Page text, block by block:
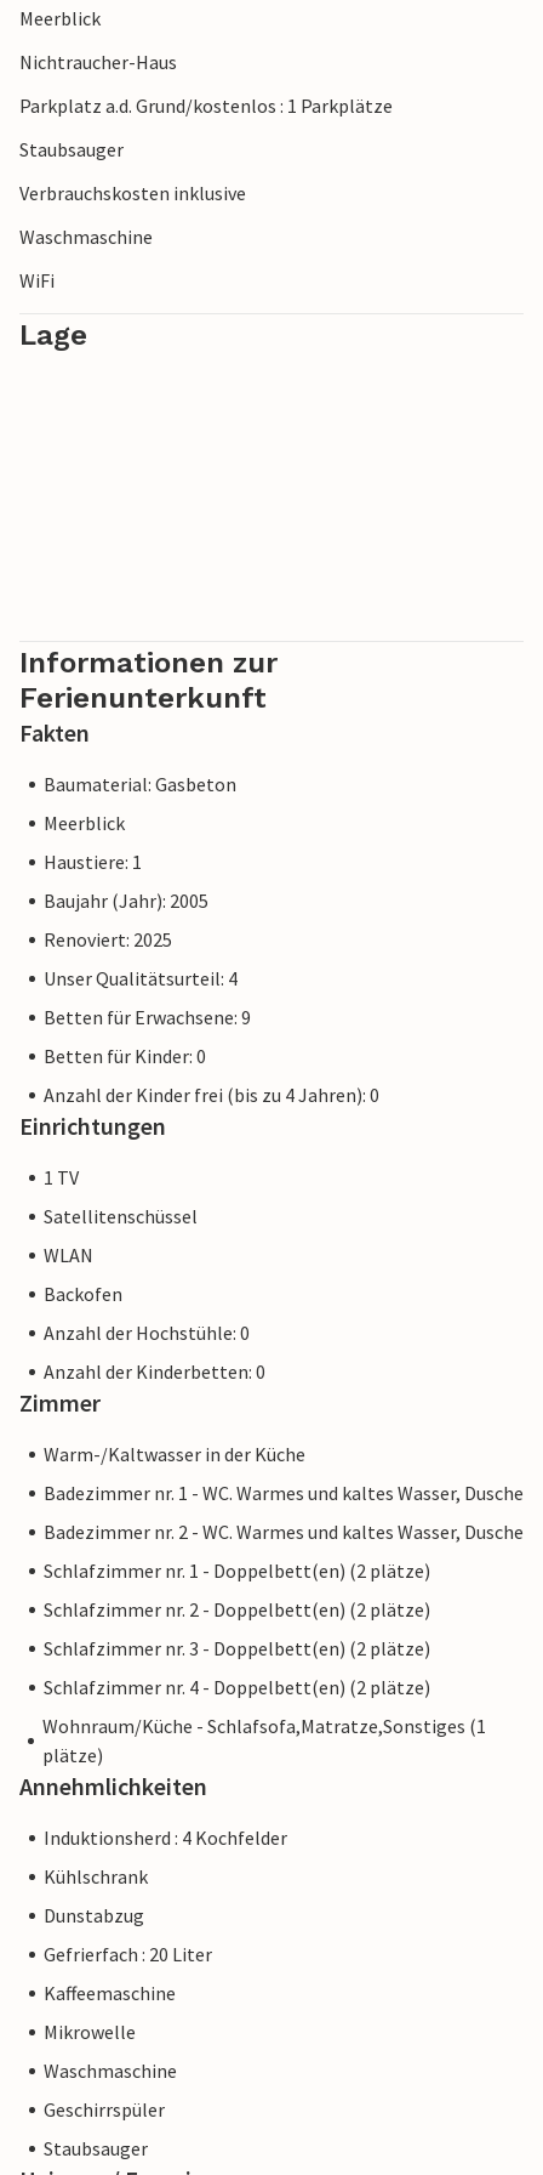
Meerblick
Nichtraucher-Haus
Parkplatz a.d. Grund/kostenlos : 1 Parkplätze
Staubsauger
Verbrauchskosten inklusive
Waschmaschine
WiFi
Lage
Informationen zur
Ferienunterkunft
Fakten
Baumaterial: Gasbeton
Meerblick
Haustiere: 1
Baujahr (Jahr): 2005
Renoviert: 2025
Unser Qualitätsurteil: 4
Betten für Erwachsene: 9
Betten für Kinder: 0
Anzahl der Kinder frei (bis zu 4 Jahren): 0
Einrichtungen
1 TV
Satellitenschüssel
WLAN
Backofen
Anzahl der Hochstühle: 0
Anzahl der Kinderbetten: 0
Zimmer
Warm-/Kaltwasser in der Küche
Badezimmer nr. 1 - WC. Warmes und kaltes Wasser, Dusche
Badezimmer nr. 2 - WC. Warmes und kaltes Wasser, Dusche
Schlafzimmer nr. 1 - Doppelbett(en) (2 plätze)
Schlafzimmer nr. 2 - Doppelbett(en) (2 plätze)
Schlafzimmer nr. 3 - Doppelbett(en) (2 plätze)
Schlafzimmer nr. 4 - Doppelbett(en) (2 plätze)
Wohnraum/Küche - Schlafsofa,Matratze,Sonstiges (1
plätze)
Annehmlichkeiten
Induktionsherd : 4 Kochfelder
Kühlschrank
Dunstabzug
Gefrierfach : 20 Liter
Kaffeemaschine
Mikrowelle
Waschmaschine
Geschirrspüler
Staubsauger